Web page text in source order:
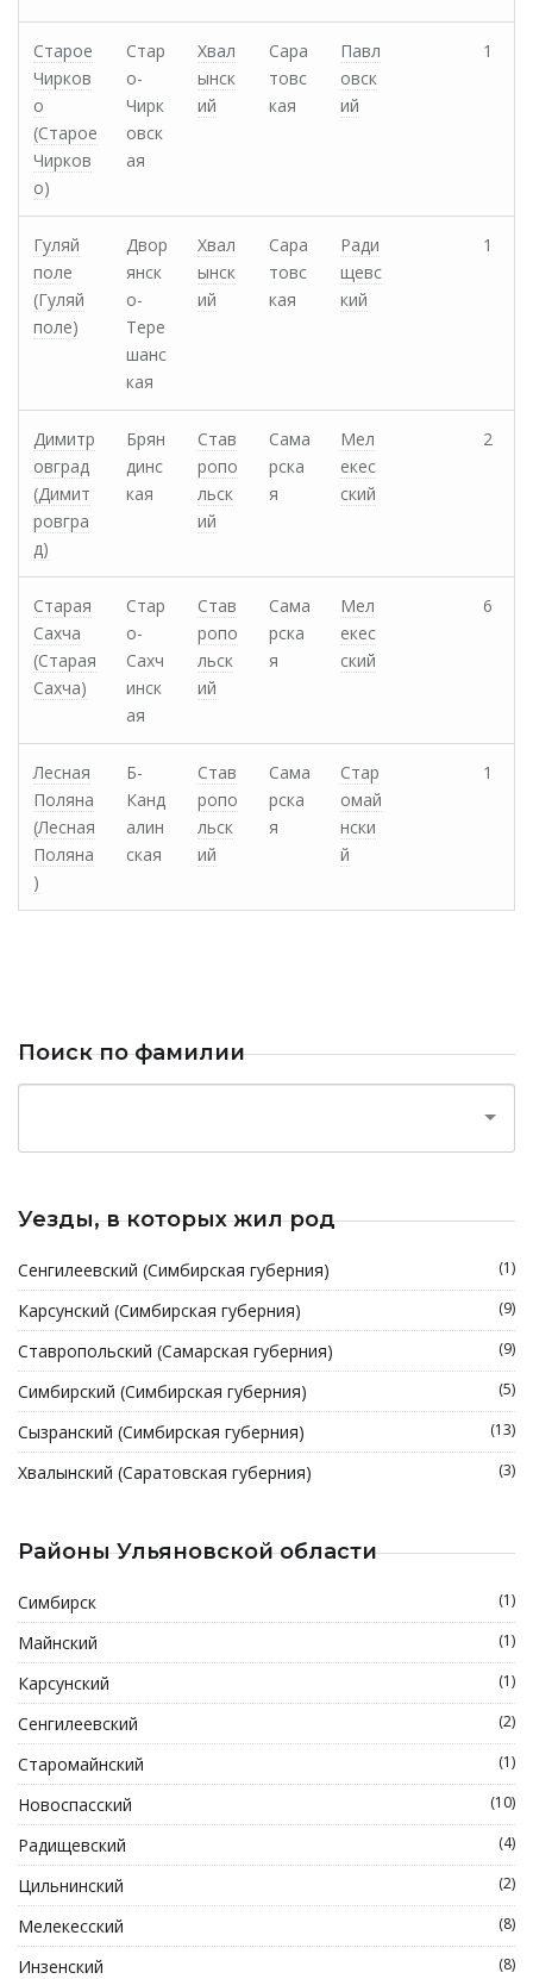
Старое
Чирков
о
(Старое
Чирков
о)
Стар
о-
Чирк
овск
ая
Хвал
ынск
ий
Сара
товс
кая
Павл
овск
ий
1
Гуляй
поле
(Гуляй
поле)
Двор
янск
о-
Тере
шанс
кая
Хвал
ынск
ий
Сара
товс
кая
Ради
щевс
кий
1
Димитр
овград
(Димит
ровгра
д)
Брян
динс
кая
Став
ропо
льск
ий
Сама
рска
я
Мел
екес
ский
2
Старая
Сахча
(Старая
Сахча)
Стар
о-
Сахч
инск
ая
Став
ропо
льск
ий
Сама
рска
я
Мел
екес
ский
6
Лесная
Поляна
(Лесная
Поляна
)
Б-
Канд
алин
ская
Став
ропо
льск
ий
Сама
рска
я
Стар
омай
нски
й
1
Поиск по фамилии
Уезды, в которых жил род
Сенгилеевский (Симбирская губерния) (1)
Карсунский (Симбирская губерния) (9)
Ставропольский (Самарская губерния) (9)
Симбирский (Симбирская губерния) (5)
Сызранский (Симбирская губерния) (13)
Хвалынский (Саратовская губерния) (3)
Районы Ульяновской области
Симбирск (1)
Майнский (1)
Карсунский (1)
Сенгилеевский (2)
Старомайнский (1)
Новоспасский (10)
Радищевский (4)
Цильнинский (2)
Мелекесский (8)
Инзенский (8)